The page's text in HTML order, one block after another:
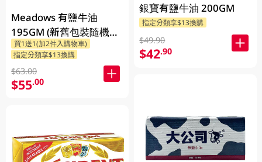
Meadows 有鹽牛油
195GM (新舊包裝隨機發
貨)
買1送1(加2件入購物車)
指定分類享$13換購
$63.00
$55.00
銀寶有鹽牛油 200GM
指定分類享$13換購
$49.90
$42.90